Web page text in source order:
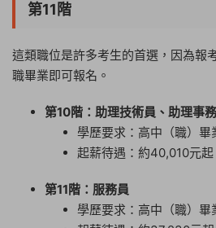
第11階
這類職位是許多考生的首選，因為報
職畢業即可報名。
第10階：助理技術員、助理事
學歷要求：高中（職）畢
起薪待遇：約40,010元起
第11階：服務員
學歷要求：高中（職）畢